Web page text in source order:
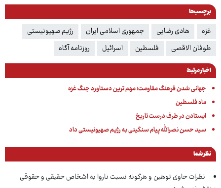
برچسب‌ها
غزه هادی رضایی جمهوری اسلامی ایران
رژیم صهیونیستی
طوفان الاقصی
فلسطین اسرائیل روزنامه آگاه
اخبار مرتبط
جهانی شدن فرهنگ مقاومت؛ مهم ترین دستاورد جنگ غزه
ماه فلسطین
ایستادن در طرف درست تاریخ
سید حسن نصرالله پیام سنگینی به رژیم صهیونیستی داد
نظر شما
نظرات حاوی توهین و هرگونه نسبت ناروا به اشخاص حقیقی و حقوقی